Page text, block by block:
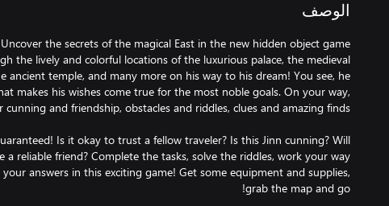
الوصف
the lively and colorful locations of the luxurious palace, the medieval
ancient temple, and many more on his way to his dream! You see, he
makes his wishes come true for the most noble goals. On your way,
Is it okay to trust a fellow traveler? Is this Jinn cunning? Will
a reliable friend? Complete the tasks, solve the riddles, work your way
answers in this exciting game! Get some equipment and supplies,